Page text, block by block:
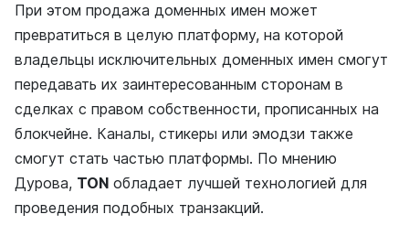
При этом продажа доменных имен может
превратиться в целую платформу, на которой
владельцы исключительных доменных имен смогут
передавать их заинтересованным сторонам в
сделках с правом собственности, прописанных на
блокчейне. Каналы, стикеры или эмодзи также
смогут стать частью платформы. По мнению
Дурова, TON обладает лучшей технологией для
проведения подобных транзакций.